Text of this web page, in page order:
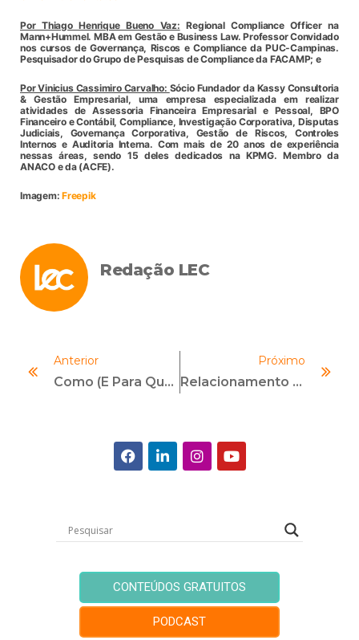
Por Thiago Henrique Bueno Vaz: Regional Compliance Officer na
Mann+Hummel. MBA em Gestão e Business Law. Professor Convidado
nos cursos de Governança, Riscos e Compliance da PUC-Campinas.
Pesquisador do Grupo de Pesquisas de Compliance da FACAMP; e
Por Vinicius Cassimiro Carvalho: Sócio Fundador da Kassy Consultoria
& Gestão Empresarial, uma empresa especializada em realizar
atividades de Assessoria Financeira Empresarial e Pessoal, BPO
Financeiro e Contábil, Compliance, Investigação Corporativa, Disputas
Judiciais, Governança Corporativa, Gestão de Riscos, Controles
Internos e Auditoria Interna. Com mais de 20 anos de experiência
nessas áreas, sendo 15 deles dedicados na KPMG. Membro da
ANACO e da (ACFE).
Imagem:Freepik
Redação LEC
Anterior
Como (e Para Quê) Ter Um Índice De Percepção Da Corrupção?
Próximo
Relacionamento Entre Agentes Públicos E A Iniciativa Privada
CONTEÚDOS GRATUITOS
PODCAST